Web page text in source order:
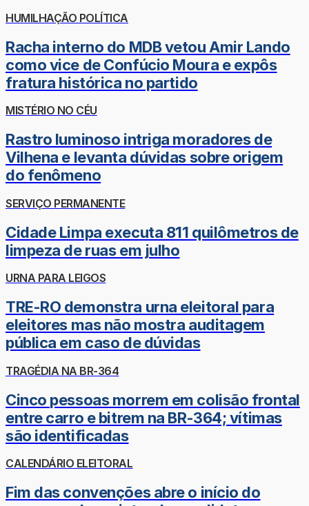
HUMILHAÇÃO POLÍTICA
Racha interno do MDB vetou Amir Lando
como vice de Confúcio Moura e expôs
fratura histórica no partido
MISTÉRIO NO CÉU
Rastro luminoso intriga moradores de
Vilhena e levanta dúvidas sobre origem
do fenômeno
SERVIÇO PERMANENTE
Cidade Limpa executa 811 quilômetros de
limpeza de ruas em julho
URNA PARA LEIGOS
TRE-RO demonstra urna eleitoral para
eleitores mas não mostra auditagem
pública em caso de dúvidas
TRAGÉDIA NA BR-364
Cinco pessoas morrem em colisão frontal
entre carro e bitrem na BR-364; vítimas
são identificadas
CALENDÁRIO ELEITORAL
Fim das convenções abre o início do